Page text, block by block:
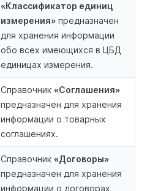
«Классификатор единиц
измерения» предназначен
для хранения информации
обо всех имеющихся в ЦБД
единицах измерения.
Справочник «Соглашения»
предназначен для хранения
информации о товарных
соглашениях.
Справочник «Договоры»
предназначен для хранения
информации о договорах,